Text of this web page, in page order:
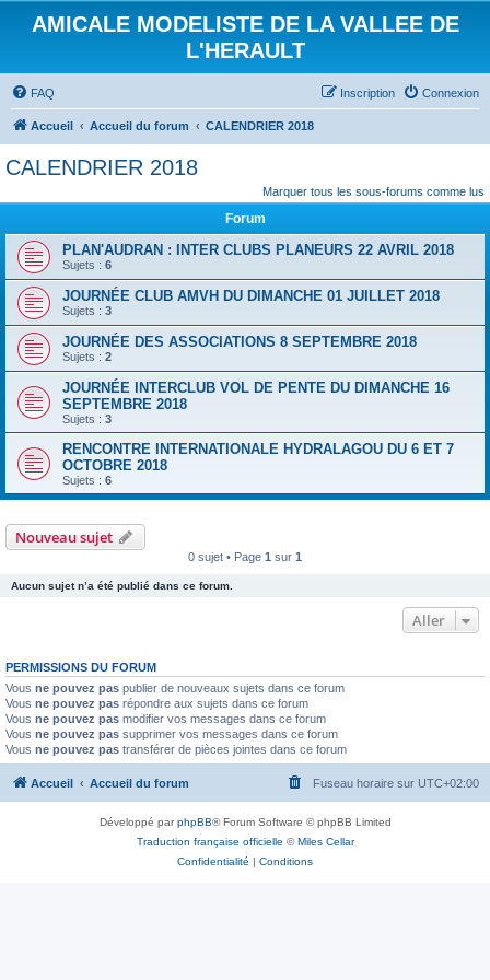
AMICALE MODELISTE DE LA VALLEE DE
L'HERAULT
FAQ Connexion
Inscription
Accueil Accueil du forum CALENDRIER 2018
CALENDRIER 2018
Marquer tous les sous-forums comme lus
Forum
PLAN'AUDRAN : INTER CLUBS PLANEURS 22 AVRIL 2018
Sujets : 6
JOURNÉE CLUB AMVH DU DIMANCHE 01 JUILLET 2018
Sujets : 3
JOURNÉE DES ASSOCIATIONS 8 SEPTEMBRE 2018
Sujets : 2
JOURNÉE INTERCLUB VOL DE PENTE DU DIMANCHE 16
SEPTEMBRE 2018
Sujets : 3
RENCONTRE INTERNATIONALE HYDRALAGOU DU 6 ET 7
OCTOBRE 2018
Sujets : 6
Nouveau sujet
0 sujet • Page 1 sur 1
Aucun sujet n’a été publié dans ce forum.
Aller
PERMISSIONS DU FORUM
Vous ne pouvez pas publier de nouveaux sujets dans ce forum
Vous ne pouvez pas répondre aux sujets dans ce forum
Vous ne pouvez pas modifier vos messages dans ce forum
Vous ne pouvez pas supprimer vos messages dans ce forum
Vous ne pouvez pas transférer de pièces jointes dans ce forum
Accueil Accueil du forum Fuseau horaire sur UTC+02:00
Développé parphpBB® Forum Software © phpBB Limited
Traduction française officielle ©Miles Cellar
Confidentialité | Conditions